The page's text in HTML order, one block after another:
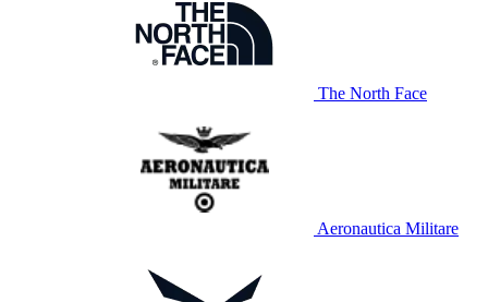
The North Face
Aeronautica Militare